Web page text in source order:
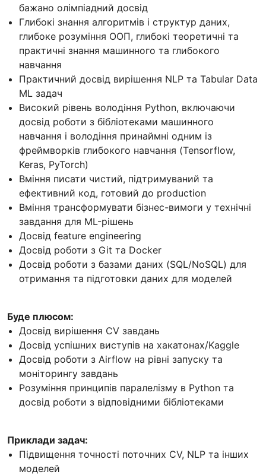
бажано олімпіадний досвід
Глибокі знання алгоритмів і структур даних,
глибоке розуміння ООП, глибокі теоретичні та
практичні знання машинного та глибокого
навчання
Практичний досвід вирішення NLP та Tabular Data
ML задач
Високий рівень володіння Python, включаючи
досвід роботи з бібліотеками машинного
навчання і володіння принаймні одним із
фреймворків глибокого навчання (Tensorflow,
Keras, PyTorch)
Вміння писати чистий, підтримуваний та
ефективний код, готовий до production
Вміння трансформувати бізнес-вимоги у технічні
завдання для ML-рішень
Досвід feature engineering
Досвід роботи з Git та Docker
Досвід роботи з базами даних (SQL/NoSQL) для
отримання та підготовки даних для моделей
Буде плюсом:
Досвід вирішення CV завдань
Досвід успішних виступів на хакатонах/Kaggle
Досвід роботи з Airflow на рівні запуску та
моніторингу завдань
Розуміння принципів паралелізму в Python та
досвід роботи з відповідними бібліотеками
Приклади задач:
Підвищення точності поточних CV, NLP та інших
моделей